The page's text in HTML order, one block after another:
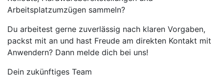
Arbeitsplatzumzügen sammeln?
Du arbeitest gerne zuverlässig nach klaren Vorgaben,
packst mit an und hast Freude am direkten Kontakt mit
Anwendern? Dann melde dich bei uns!
Dein zukünftiges Team